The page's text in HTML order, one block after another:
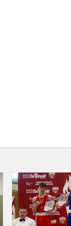
Sveikinimai
Kretingos
SM
U14
komandai,